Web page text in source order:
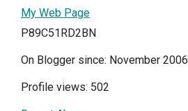
My Web Page
P89C51RD2BN
On Blogger since: November 2006
Profile views: 502